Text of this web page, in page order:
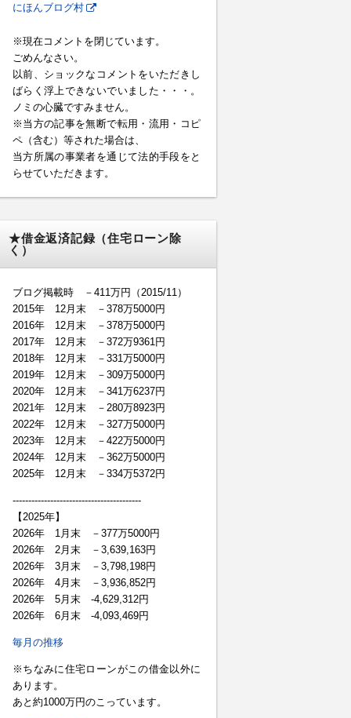
にほんブログ村
※現在コメントを閉じています。
ごめんなさい。
以前、ショックなコメントをいただきし
ばらく浮上できないでいました・・・。
ノミの心臓ですみません。
※当方の記事を無断で転用・流用・コピ
ペ（含む）等された場合は、
当方所属の事業者を通じて法的手段をと
らせていただきます。
★借金返済記録（住宅ローン除
く）
ブログ掲載時 －411万円（2015/11）
2015年 12月末 －378万5000円
2016年 12月末 －378万5000円
2017年 12月末 －372万9361円
2018年 12月末 －331万5000円
2019年 12月末 －309万5000円
2020年 12月末 －341万6237円
2021年 12月末 －280万8923円
2022年 12月末 －327万5000円
2023年 12月末 －422万5000円
2024年 12月末 －362万5000円
2025年 12月末 －334万5372円
-----------------------------------------
【2025年】
2026年 1月末 －377万5000円
2026年 2月末 －3,639,163円
2026年 3月末 －3,798,198円
2026年 4月末 －3,936,852円
2026年 5月末 -4,629,312円
2026年 6月末 -4,093,469円
毎月の推移
※ちなみに住宅ローンがこの借金以外に
あります。
あと約1000万円のこっています。